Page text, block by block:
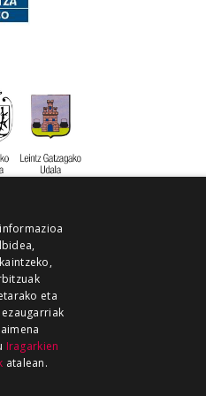
GUKA
eta
Iragarkien
atalean.